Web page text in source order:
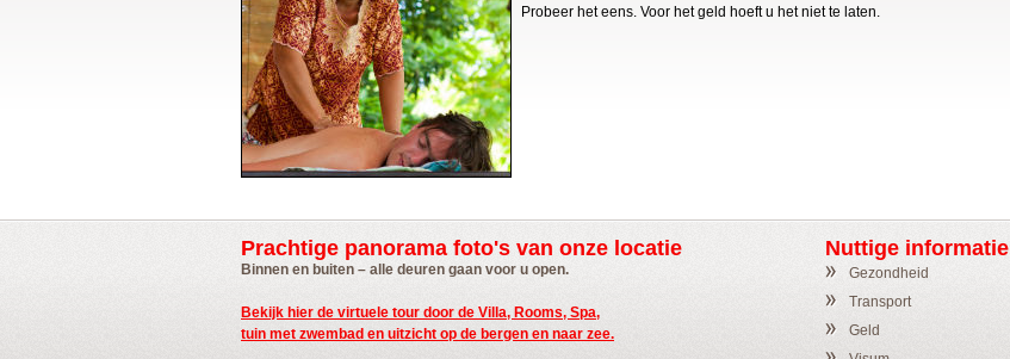
Probeer het eens. Voor het geld hoeft u het niet te laten.
Prachtige panorama foto's van onze locatie
Binnen en buiten – alle deuren gaan voor u open.
Bekijk hier de virtuele tour door de Villa, Rooms, Spa,
tuin met zwembad en uitzicht op de bergen en naar zee.
Nuttige informatie
Gezondheid
Transport
Geld